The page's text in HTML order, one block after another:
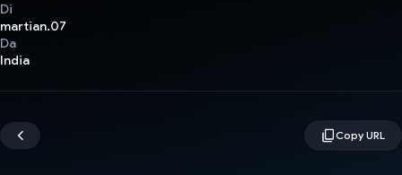
Di
martian.07
Da
India